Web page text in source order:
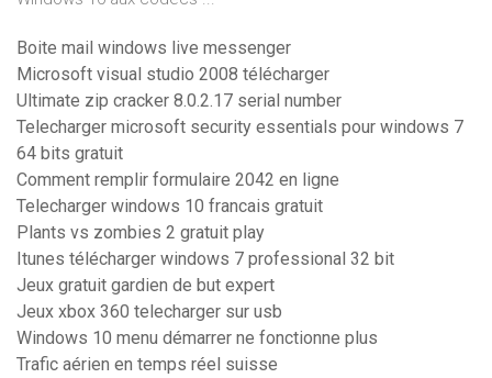
Boite mail windows live messenger
Microsoft visual studio 2008 télécharger
Ultimate zip cracker 8.0.2.17 serial number
Telecharger microsoft security essentials pour windows 7
64 bits gratuit
Comment remplir formulaire 2042 en ligne
Telecharger windows 10 francais gratuit
Plants vs zombies 2 gratuit play
Itunes télécharger windows 7 professional 32 bit
Jeux gratuit gardien de but expert
Jeux xbox 360 telecharger sur usb
Windows 10 menu démarrer ne fonctionne plus
Trafic aérien en temps réel suisse